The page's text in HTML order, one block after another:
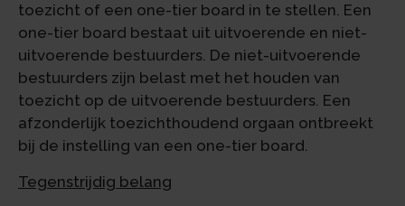
toezicht of een one-tier board in te stellen. Een
one-tier board bestaat uit uitvoerende en niet-
uitvoerende bestuurders. De niet-uitvoerende
bestuurders zijn belast met het houden van
toezicht op de uitvoerende bestuurders. Een
afzonderlijk toezichthoudend orgaan ontbreekt
bij de instelling van een one-tier board.
Tegenstrijdig belang